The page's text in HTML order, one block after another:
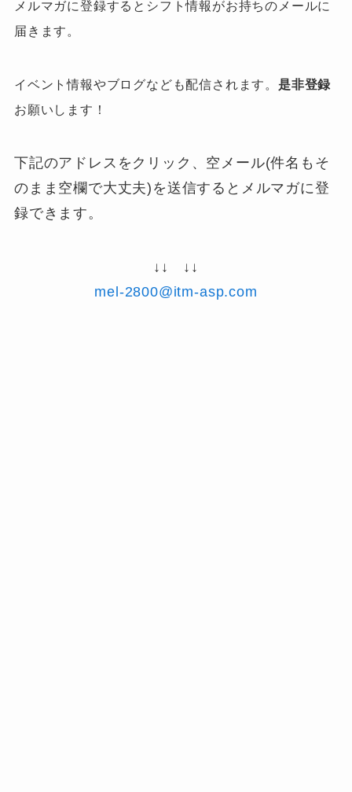
メルマガに登録するとシフト情報がお持ちのメールに
届きます。
イベント情報やブログなども配信されます。是非登録
お願いします！
下記のアドレスをクリック、空メール(件名もそ
のまま空欄で大丈夫)を送信するとメルマガに登
録できます。
↓↓ ↓↓
mel-2800@itm-asp.com